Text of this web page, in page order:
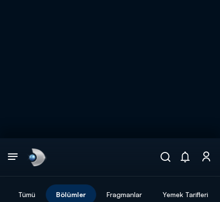
Tümü Bölümler Fragmanlar Yemek Tarifleri